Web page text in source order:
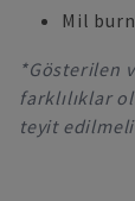
Mil
*Gösterilen
farklılıklar
teyit